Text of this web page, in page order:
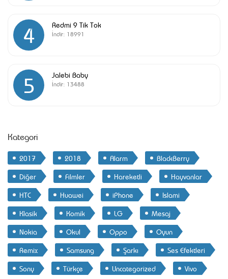
4 Redmi 9 Tik Tok
İndir: 18991
5 Jalebi Baby
İndir: 13488
Kategori
2017 2018 Alarm
BlackBerry
Diğer
Filmler Hareketli
Hayvanlar
HTC
Huawei iPhone
Islami
Klasik
Komik LG
Mesaj
Nokia
Okul Oppo
Oyun
Remix
Samsung Şarkı
Ses Efektleri
Sony
Türkçe Uncategorized Vivo